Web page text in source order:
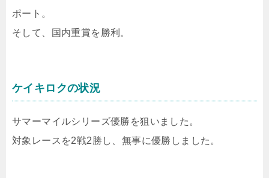
ポート。
そして、国内重賞を勝利。
ケイキロクの状況
サマーマイルシリーズ優勝を狙いました。
対象レースを2戦2勝し、無事に優勝しました。